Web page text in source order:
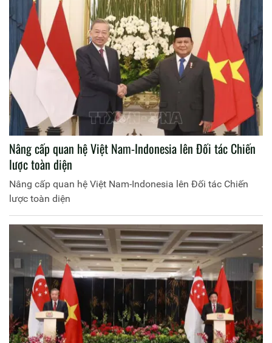
Nâng cấp quan hệ Việt Nam-Indonesia lên Đối tác Chiến
lược toàn diện
Nâng cấp quan hệ Việt Nam-Indonesia lên Đối tác Chiến
lược toàn diện